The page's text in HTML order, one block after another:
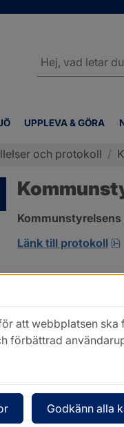
UPPLEVA & GÖRA
webbplatsen
och protokoll /
Länk till protokoll
att webbplatsen
förbättrad
Godkänn alla